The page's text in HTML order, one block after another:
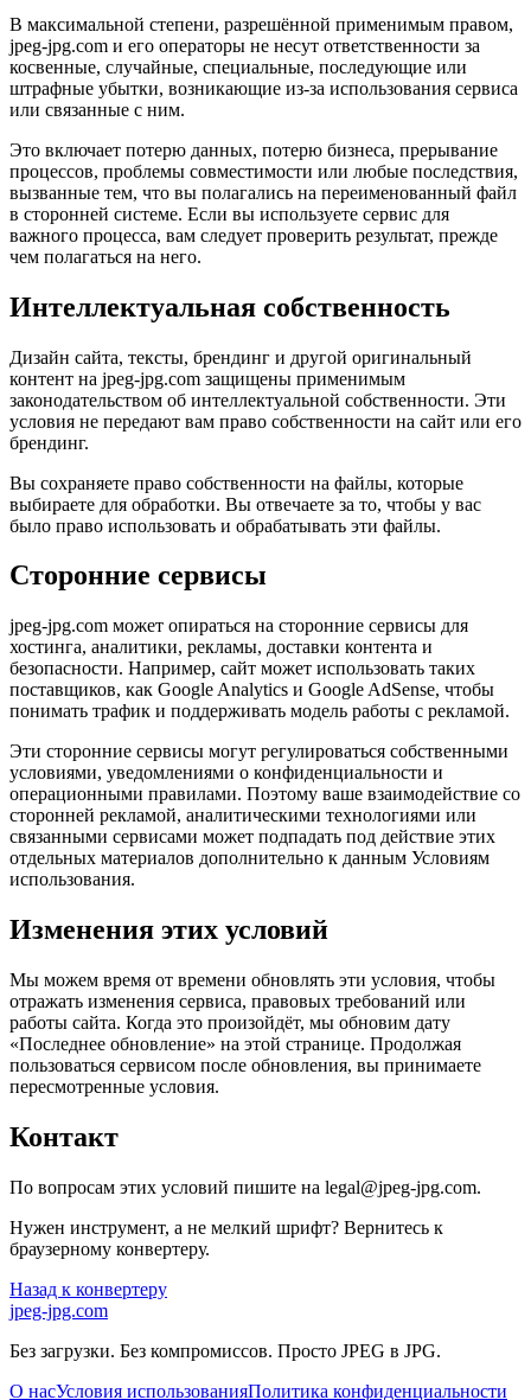
В максимальной степени, разрешённой применимым правом,
jpeg-jpg.com и его операторы не несут ответственности за
косвенные, случайные, специальные, последующие или
штрафные убытки, возникающие из-за использования сервиса
или связанные с ним.
Это включает потерю данных, потерю бизнеса, прерывание
процессов, проблемы совместимости или любые последствия,
вызванные тем, что вы полагались на переименованный файл
в сторонней системе. Если вы используете сервис для
важного процесса, вам следует проверить результат, прежде
чем полагаться на него.
Интеллектуальная собственность
Дизайн сайта, тексты, брендинг и другой оригинальный
контент на jpeg-jpg.com защищены применимым
законодательством об интеллектуальной собственности. Эти
условия не передают вам право собственности на сайт или его
брендинг.
Вы сохраняете право собственности на файлы, которые
выбираете для обработки. Вы отвечаете за то, чтобы у вас
было право использовать и обрабатывать эти файлы.
Сторонние сервисы
jpeg-jpg.com может опираться на сторонние сервисы для
хостинга, аналитики, рекламы, доставки контента и
безопасности. Например, сайт может использовать таких
поставщиков, как Google Analytics и Google AdSense, чтобы
понимать трафик и поддерживать модель работы с рекламой.
Эти сторонние сервисы могут регулироваться собственными
условиями, уведомлениями о конфиденциальности и
операционными правилами. Поэтому ваше взаимодействие со
сторонней рекламой, аналитическими технологиями или
связанными сервисами может подпадать под действие этих
отдельных материалов дополнительно к данным Условиям
использования.
Изменения этих условий
Мы можем время от времени обновлять эти условия, чтобы
отражать изменения сервиса, правовых требований или
работы сайта. Когда это произойдёт, мы обновим дату
«Последнее обновление» на этой странице. Продолжая
пользоваться сервисом после обновления, вы принимаете
пересмотренные условия.
Контакт
По вопросам этих условий пишите на legal@jpeg-jpg.com.
Нужен инструмент, а не мелкий шрифт? Вернитесь к
браузерному конвертеру.
Назад к конвертеру
jpeg-jpg.com
Без загрузки. Без компромиссов. Просто JPEG в JPG.
О насУсловия использованияПолитика конфиденциальности